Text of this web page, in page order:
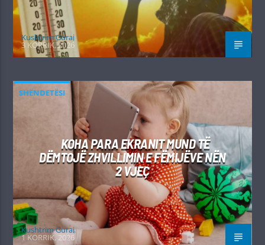
Kushtrim Guraj
3 KORRIK, 2026
SHËNDETËSI
KOHA PARA EKRANIT MUND TË
DËMTOJË ZHVILLIMIN E FËMIJËVE NËN
2 VJEÇ
Kushtrim Guraj
1 KORRIK, 2026